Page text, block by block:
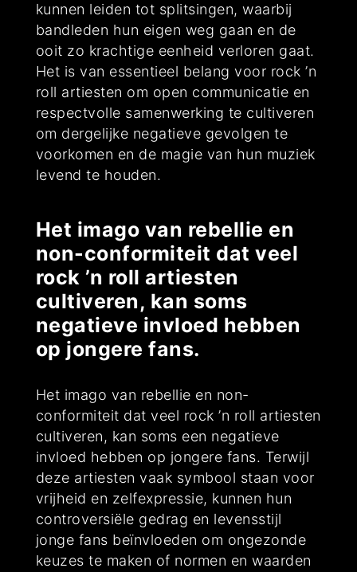
kunnen leiden tot splitsingen, waarbij
bandleden hun eigen weg gaan en de
ooit zo krachtige eenheid verloren gaat.
Het is van essentieel belang voor rock ’n
roll artiesten om open communicatie en
respectvolle samenwerking te cultiveren
om dergelijke negatieve gevolgen te
voorkomen en de magie van hun muziek
levend te houden.
Het imago van rebellie en
non-conformiteit dat veel
rock ’n roll artiesten
cultiveren, kan soms
negatieve invloed hebben
op jongere fans.
Het imago van rebellie en non-
conformiteit dat veel rock ’n roll artiesten
cultiveren, kan soms een negatieve
invloed hebben op jongere fans. Terwijl
deze artiesten vaak symbool staan voor
vrijheid en zelfexpressie, kunnen hun
controversiële gedrag en levensstijl
jonge fans beïnvloeden om ongezonde
keuzes te maken of normen en waarden